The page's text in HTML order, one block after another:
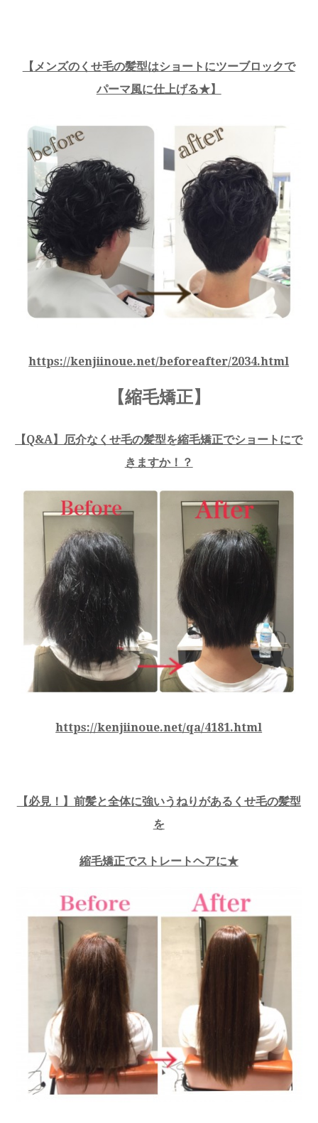
【メンズのくせ毛の髪型はショートにツーブロックで
パーマ風に仕上げる★】
https://kenjiinoue.net/beforeafter/2034.html
【縮毛矯正】
【Q&A】厄介なくせ毛の髪型を縮毛矯正でショートにで
きますか！？
https://kenjiinoue.net/qa/4181.html
【必見！】前髪と全体に強いうねりがあるくせ毛の髪型
を
縮毛矯正でストレートヘアに★